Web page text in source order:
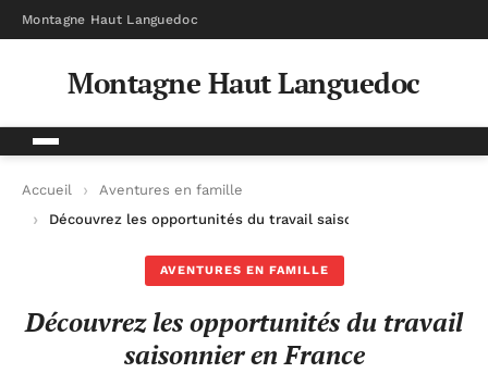
Montagne Haut Languedoc
Montagne Haut Languedoc
Accueil
Aventures en famille
Découvrez les opportunités du travail saisonnier en France
AVENTURES EN FAMILLE
Découvrez les opportunités du travail
saisonnier en France